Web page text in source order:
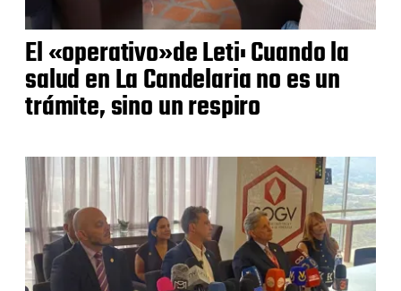
El «operativo»de Leti: Cuando la
salud en La Candelaria no es un
trámite, sino un respiro